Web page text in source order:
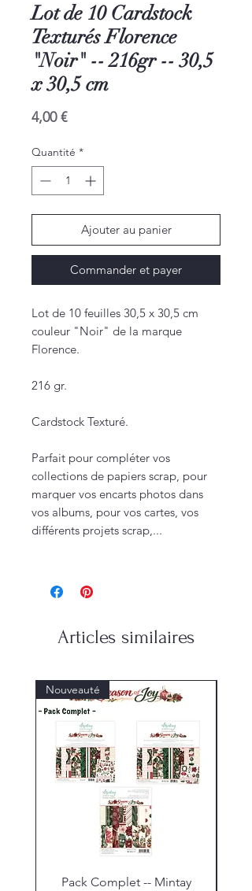
Lot de 10 Cardstock
Texturés Florence
"Noir" -- 216gr -- 30,5
x 30,5 cm
4,00 €Prix
Quantité *
Ajouter au panier
Commander et payer
Lot de 10 feuilles 30,5 x 30,5 cm
couleur "Noir" de la marque
Florence.
216 gr.
Cardstock Texturé.
Parfait pour compléter vos
collections de papiers scrap, pour
marquer vos encarts photos dans
vos albums, pour vos cartes, vos
différents projets scrap,...
Articles similaires
Nouveauté
Pack Complet -- Mintay